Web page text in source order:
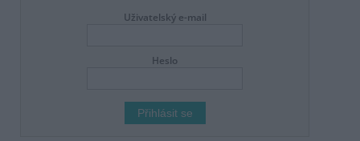
Uživatelský e-mail
Heslo